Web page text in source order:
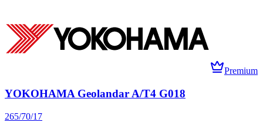
Premium
YOKOHAMA Geolandar A/T4 G018
265/70/17